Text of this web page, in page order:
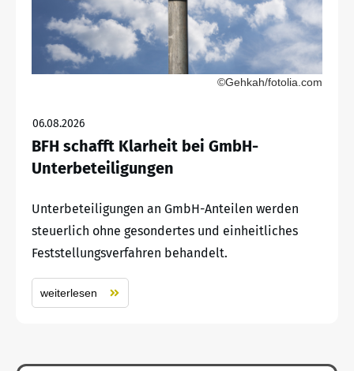
©Gehkah/fotolia.com
06.08.2026
BFH schafft Klarheit bei GmbH-
Unterbeteiligungen
Unterbeteiligungen an GmbH-Anteilen werden
steuerlich ohne gesondertes und einheitliches
Feststellungsverfahren behandelt.
weiterlesen